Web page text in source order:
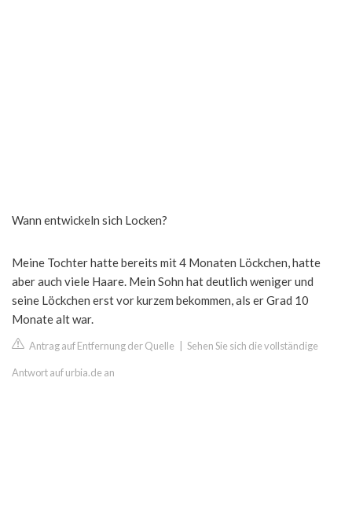
Wann entwickeln sich Locken?
Meine Tochter hatte bereits mit 4 Monaten Löckchen, hatte
aber auch viele Haare. Mein Sohn hat deutlich weniger und
seine Löckchen erst vor kurzem bekommen, als er Grad 10
Monate alt war.
Antrag auf Entfernung der Quelle Sehen Sie sich die vollständige
Antwort auf urbia.de an